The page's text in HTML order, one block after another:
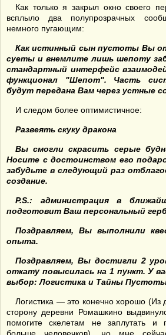
Как только я закрыл окно своего
всплыло два полупрозрачных
немного пугающим:
Как истинный сын пустоты Вы
суеты и внемлите лишь шепоту
стандартный интерфейс
функционал "Шепот". Часть
будут передана Вам через устные
И следом более оптимистичное:
Развеять скуку дракона
Вы смогли скрасить серые
Носите с достоинством его
забудьте в следующий раз
создание.
P.S.: администрация в
подготовит Ваш персональный
Поздравляем, Вы выполнили
опыта.
Поздравляем, Вы достигли 2
откату повысилась на 1 пункт. У
выбор: Логистика и Тайны
Логистика — это конечно хорошо
сторону деревни Ромашкино
помогите скелетам не заплутать и